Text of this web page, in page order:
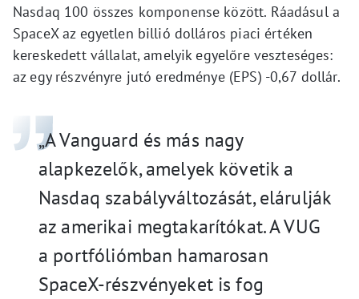
Nasdaq 100 összes komponense között. Ráadásul a
SpaceX az egyetlen billió dolláros piaci értéken
kereskedett vállalat, amelyik egyelőre veszteséges:
az egy részvényre jutó eredménye (EPS) -0,67 dollár.
„A Vanguard és más nagy
alapkezelők, amelyek követik a
Nasdaq szabályváltozását, elárulják
az amerikai megtakarítókat. A VUG
a portfóliómban hamarosan
SpaceX-részvényeket is fog